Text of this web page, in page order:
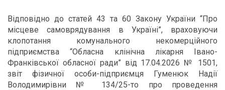
Відповідно до статей 43 та 60 Закону України “Про
місцеве самоврядування в Україні”, враховуючи
клопотання комунального некомерційного
підприємства “Обласна клінічна лікарня Івано-
Франківської обласної ради” від 17.04.2026 № 1501,
звіт фізичної особи-підприємця Гуменюк Надії
Володимирівни № 134/25-то про проведення